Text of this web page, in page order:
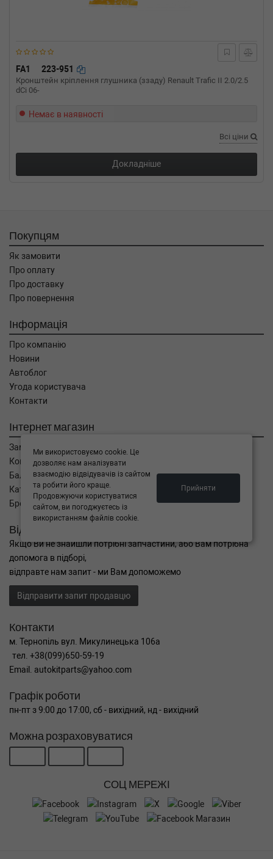
FA1 223-951
Кронштейн кріплення глушника (ззаду) Renault Trafic II 2.0/2.5
dCi 06-
Немає в наявності
Всі ціни
Докладніше
Покупцям
Як замовити
Про оплату
Про доставку
Про повернення
Інформація
Про компанію
Новини
Автоблог
Угода користувача
Контакти
Інтернет магазин
Замовлення
Кошик
Баланс
Каталог товарів
Бренди
Відправити запит
Якщо Ви не знайшли потрібні запчастини, або Вам потрібна
допомога в підборі,
відправте нам запит - ми Вам допоможемо
Відправити запит продавцю
Контакти
м. Тернопіль вул. Микулинецька 106а
тел. +38(099)650-59-19
Email. autokitparts@yahoo.com
Графік роботи
пн-пт з 9:00 до 17:00, сб - вихідний, нд - вихідний
Можна розраховуватися
СОЦ МЕРЕЖІ
Ми використовуємо cookie. Це
дозволяє нам аналізувати
взаємодію відвідувачів із сайтом
та робити його краще.
Продовжуючи користуватися
сайтом, ви погоджуєтесь із
використанням файлів cookie.
Прийняти